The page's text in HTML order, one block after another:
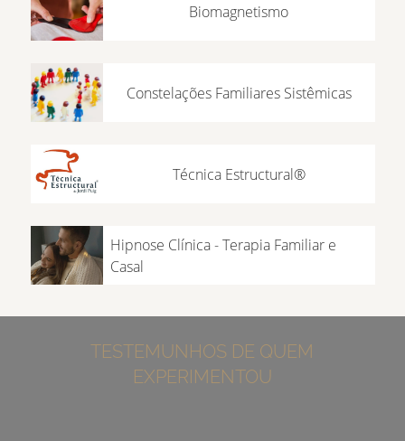
Biomagnetismo
Constelações Familiares Sistêmicas
Técnica Estructural®
Hipnose Clínica - Terapia Familiar e
Casal
TESTEMUNHOS DE QUEM
EXPERIMENTOU